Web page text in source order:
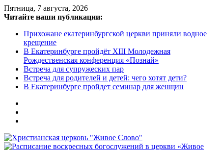
Skip
to
Пятница, 7 августа, 2026
Читайте наши публикации:
Прихожане екатеринбургской церкви приняли водное
крещение
В Екатеринбурге пройдёт XIII Молодежная
Рождественская конференция «Познай»
Встреча для супружеских пар
Встреча для родителей и детей: чего хотят дети?
В Екатеринбурге пройдет семинар для женщин